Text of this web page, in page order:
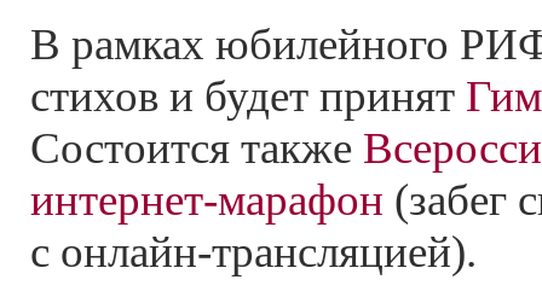
В рамках юбилейного
стихов и будет принят
Состоится также
интернет-марафон (забег
с онлайн-трансляцией).